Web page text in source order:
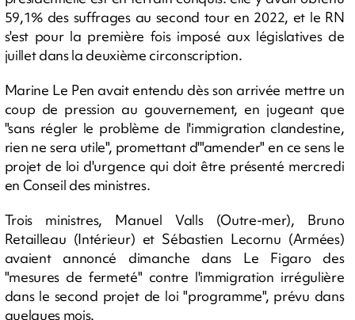
59,1% des suffrages au second tour en 2022, et le RN
s'est pour la première fois imposé aux législatives de
juillet dans la deuxième circonscription.
Marine Le Pen avait entendu dès son arrivée mettre un
coup de pression au gouvernement, en jugeant que
"sans régler le problème de l'immigration clandestine,
rien ne sera utile", promettant d'"amender" en ce sens le
projet de loi d'urgence qui doit être présenté mercredi
en Conseil des ministres.
Trois ministres, Manuel Valls (Outre-mer), Bruno
Retailleau (Intérieur) et Sébastien Lecornu (Armées)
avaient annoncé dimanche dans Le Figaro des
"mesures de fermeté" contre l'immigration irrégulière
dans le second projet de loi "programme", prévu dans
quelques mois.